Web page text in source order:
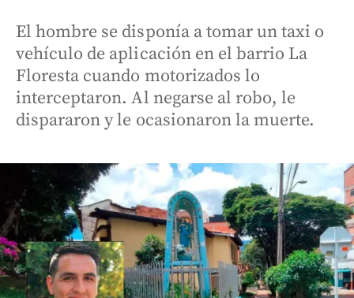
El hombre se disponía a tomar un taxi o
vehículo de aplicación en el barrio La
Floresta cuando motorizados lo
interceptaron. Al negarse al robo, le
dispararon y le ocasionaron la muerte.